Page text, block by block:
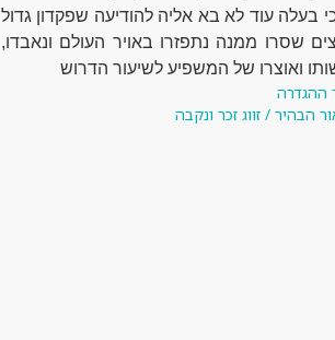
בעלה עוד לא בא אליה להודיעה שפקדון גדול
שסרו ממנה נתפזרו באויר העולם ונאבדו,
ואוצרו של המשפיע לשיעור הדרוש
ההגדרה
הבהיר / זווג זכר ונקבה